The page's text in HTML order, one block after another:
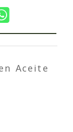
Aceite